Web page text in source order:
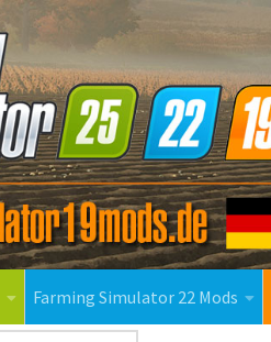
Farming Simulator 22 Mods